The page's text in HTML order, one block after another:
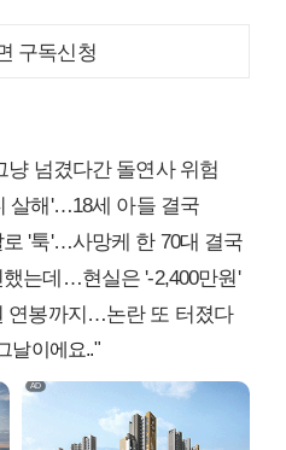
구독신청
넘겼다간 돌연사 위험
살해'…18세 아들 결국
'툭'…사망케 한 70대 결국
는데…현실은 '-2,400만원'
연봉까지…논란 또 터졌다
날이에요.."